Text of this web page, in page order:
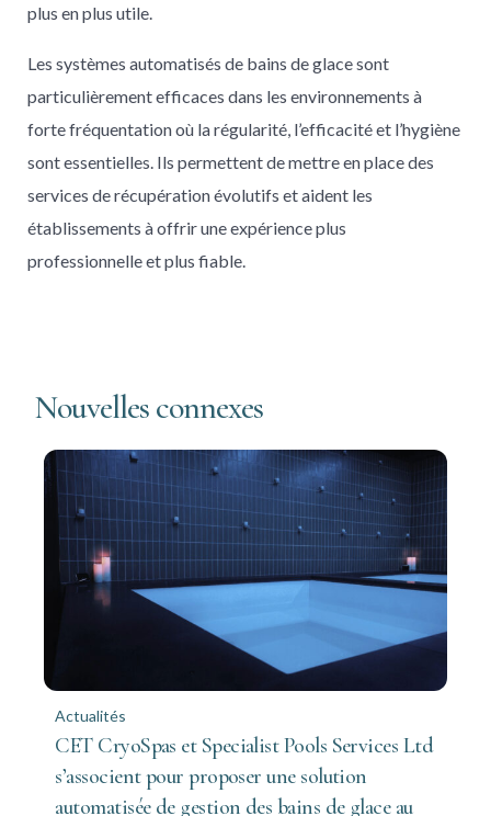
plus en plus utile.
Les systèmes automatisés de bains de glace sont
particulièrement efficaces dans les environnements à
forte fréquentation où la régularité, l’efficacité et l’hygiène
sont essentielles. Ils permettent de mettre en place des
services de récupération évolutifs et aident les
établissements à offrir une expérience plus
professionnelle et plus fiable.
Nouvelles connexes
Actualités
CET CryoSpas et Specialist Pools Services Ltd
s’associent pour proposer une solution
automatisée de gestion des bains de glace au